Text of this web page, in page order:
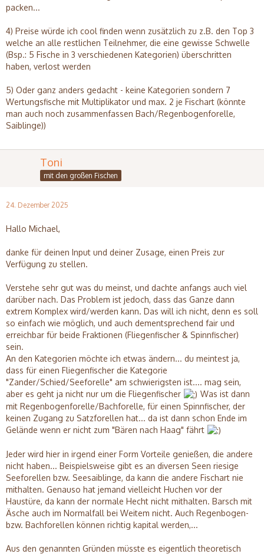
packen...
4) Preise würde ich cool finden wenn zusätzlich zu z.B. den Top 3
welche an alle restlichen Teilnehmer, die eine gewisse Schwelle
(Bsp.: 5 Fische in 3 verschiedenen Kategorien) überschritten
haben, verlost werden
5) Oder ganz anders gedacht - keine Kategorien sondern 7
Wertungsfische mit Multiplikator und max. 2 je Fischart (könnte
man auch noch zusammenfassen Bach/Regenbogenforelle,
Saiblinge))
Toni
mit den großen Fischen
24. Dezember 2025
Hallo Michael,
danke für deinen Input und deiner Zusage, einen Preis zur
Verfügung zu stellen.
Verstehe sehr gut was du meinst, und dachte anfangs auch viel
darüber nach. Das Problem ist jedoch, dass das Ganze dann
extrem Komplex wird/werden kann. Das will ich nicht, denn es soll
so einfach wie möglich, und auch dementsprechend fair und
erreichbar für beide Fraktionen (Fliegenfischer & Spinnfischer)
sein.
An den Kategorien möchte ich etwas ändern... du meintest ja,
dass für einen Fliegenfischer die Kategorie
"Zander/Schied/Seeforelle" am schwierigsten ist.... mag sein,
aber es geht ja nicht nur um die Fliegenfischer
Was ist dann
mit Regenbogenforelle/Bachforelle, für einen Spinnfischer, der
keinen Zugang zu Satzforellen hat... da ist dann schon Ende im
Gelände wenn er nicht zum "Bären nach Haag" fährt
Jeder wird hier in irgend einer Form Vorteile genießen, die andere
nicht haben... Beispielsweise gibt es an diversen Seen riesige
Seeforellen bzw. Seesaiblinge, da kann die andere Fischart nie
mithalten. Genauso hat jemand vielleicht Huchen vor der
Haustüre, da kann der normale Hecht nicht mithalten. Barsch mit
Äsche auch im Normalfall bei Weitem nicht. Auch Regenbogen-
bzw. Bachforellen können richtig kapital werden,...
Aus den genannten Gründen müsste es eigentlich theoretisch